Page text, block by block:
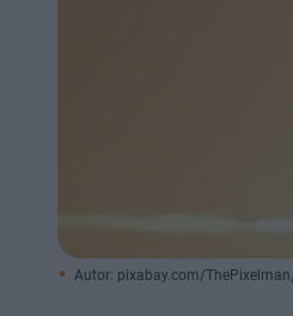
Autor: pixabay.com/